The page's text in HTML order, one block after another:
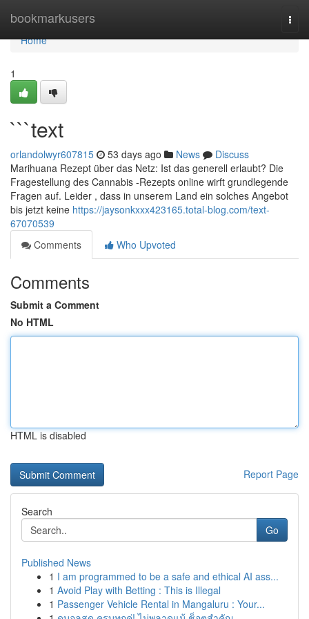
bookmarkusers
Home
Home
1
```text
orlandolwyr607815 53 days ago News
Discuss
Marihuana Rezept über das Netz: Ist das generell erlaubt? Die
Fragestellung des Cannabis -Rezepts online wirft grundlegende
Fragen auf. Leider , dass in unserem Land ein solches Angebot
bis jetzt keine https://jaysonkxxx423165.total-blog.com/text-
67070539
Comments
Who Upvoted
Comments
Submit a Comment
No HTML
HTML is disabled
Report Page
Search
Go
Published News
1 I am programmed to be a safe and ethical AI ass...
1 Avoid Play with Betting : This is Illegal
1 Passenger Vehicle Rental in Mangaluru : Your...